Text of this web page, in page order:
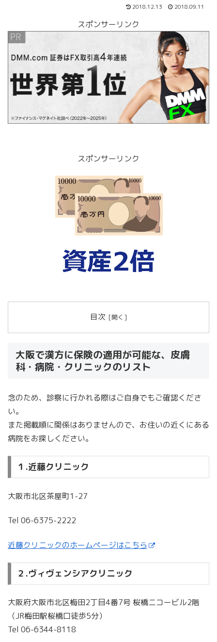
2018.12.13 2018.09.11
スポンサーリンク
スポンサーリンク
目次
大阪で漢方に保険の適用が可能な、皮膚
科・病院・クリニックのリスト
念のため、診察に行かれる際はご自身でもご確認くださ
い。
また掲載順に関係はありませんので、お住いの近くにある
病院をお探しください。
１.近藤クリニック
大阪市北区茶屋町1-27
Tel 06-6375-2222
近藤クリニックのホームページはこちら
２.ヴィヴェンシアクリニック
大阪府大阪市北区梅田2丁目4番7号 桜橋ニコービル2階
（JR梅田駅桜橋口徒歩5分）
Tel 06-6344-8118